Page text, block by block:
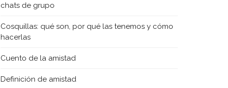
chats de grupo
Cosquillas: qué son, por qué las tenemos y cómo
hacerlas
Cuento de la amistad
Definición de amistad